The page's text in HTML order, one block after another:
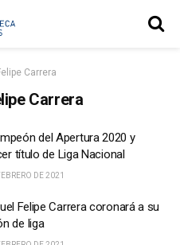
Carrera
Carrera
del Apertura 2020 y
título de Liga Nacional
DE 2021
Felipe Carrera coronará a su
de liga